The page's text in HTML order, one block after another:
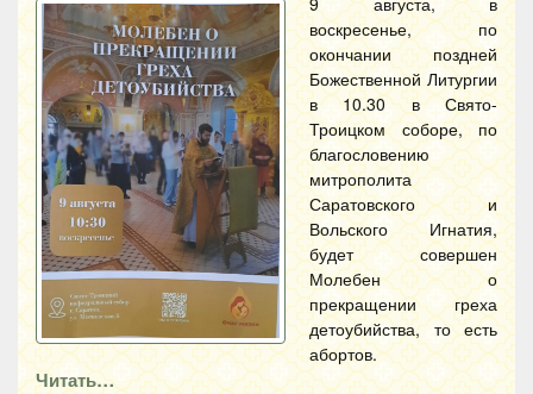
воскресенье, по
окончании поздней
Божественной Литургии
в 10.30 в Свято-
Троицком соборе, по
благословению
митрополита
Саратовского и
Вольского Игнатия,
будет совершен
Молебен о
прекращении греха
детоубийства, то есть
абортов.
Читать…